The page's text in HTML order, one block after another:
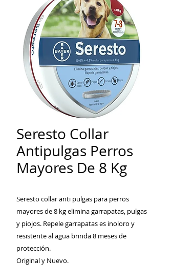
Seresto Collar
Antipulgas Perros
Mayores De 8 Kg
Seresto collar anti pulgas para perros
mayores de 8 kg elimina garrapatas, pulgas
y piojos. Repele garrapatas es inoloro y
resistente al agua brinda 8 meses de
protección.
Original y Nuevo.